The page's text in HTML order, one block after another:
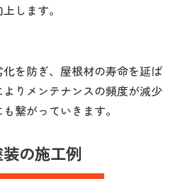
します。
を防ぎ、屋根材の寿命を延ば
りメンテナンスの頻度が減少
繋がっていきます。
の施工例